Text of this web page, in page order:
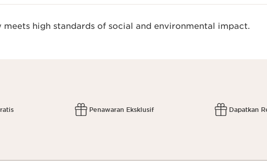
meets high standards of social and environmental impact.
Penawaran Eksklusif Dapatkan